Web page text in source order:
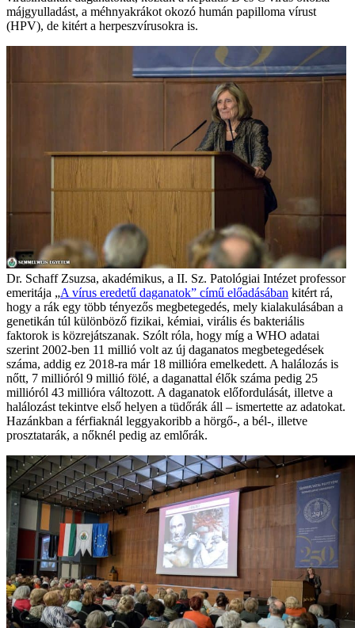
májgyulladást, a méhnyakrákot okozó humán papilloma vírust
(HPV), de kitért a herpeszvírusokra is.
Dr. Schaff Zsuzsa, akadémikus, a II. Sz. Patológiai Intézet professor
emeritája „A vírus eredetű daganatok” című előadásában kitért rá,
hogy a rák egy több tényezős megbetegedés, mely kialakulásában a
genetikán túl különböző fizikai, kémiai, virális és bakteriális
faktorok is közrejátszanak. Szólt róla, hogy míg a WHO adatai
szerint 2002-ben 11 millió volt az új daganatos megbetegedések
száma, addig ez 2018-ra már 18 millióra emelkedett. A halálozás is
nőtt, 7 millióról 9 millió fölé, a daganattal élők száma pedig 25
millióról 43 millióra változott. A daganatok előfordulását, illetve a
halálozást tekintve első helyen a tüdőrák áll – ismertette az adatokat.
Hazánkban a férfiaknál leggyakoribb a hörgő-, a bél-, illetve
prosztatarák, a nőknél pedig az emlőrák.